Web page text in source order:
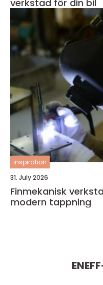
verkstad för din bil
inspiration
31. July 2026
Finmekanisk verkstad
modern tappning